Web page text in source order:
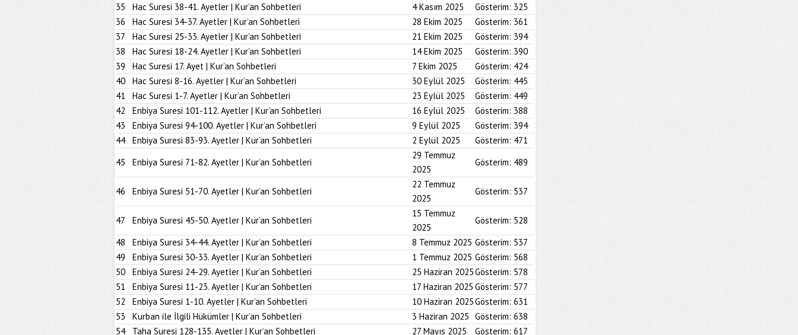
35
Hac Suresi 38-41. Ayetler | Kur’an Sohbetleri 4 Kasım 2025 Gösterim: 325
36
Hac Suresi 34-37. Ayetler | Kur’an Sohbetleri 28 Ekim 2025 Gösterim: 361
37
Hac Suresi 25-33. Ayetler | Kur’an Sohbetleri 21 Ekim 2025 Gösterim: 394
38
Hac Suresi 18-24. Ayetler | Kur’an Sohbetleri 14 Ekim 2025 Gösterim: 390
39
Hac Suresi 17. Ayet | Kur’an Sohbetleri 7 Ekim 2025 Gösterim: 424
40
Hac Suresi 8-16. Ayetler | Kur’an Sohbetleri 30 Eylül 2025 Gösterim: 445
41
Hac Suresi 1-7. Ayetler | Kur’an Sohbetleri 23 Eylül 2025 Gösterim: 449
42
Enbiya Suresi 101-112. Ayetler | Kur’an Sohbetleri 16 Eylül 2025 Gösterim: 388
43
Enbiya Suresi 94-100. Ayetler | Kur’an Sohbetleri 9 Eylül 2025 Gösterim: 394
44
Enbiya Suresi 83-93. Ayetler | Kur’an Sohbetleri 2 Eylül 2025 Gösterim: 471
45
Enbiya Suresi 71-82. Ayetler | Kur’an Sohbetleri
29 Temmuz
2025
Gösterim: 489
46 Enbiya Suresi 51-70. Ayetler | Kur’an Sohbetleri
22 Temmuz
2025
Gösterim: 537
47 Enbiya Suresi 45-50. Ayetler | Kur’an Sohbetleri
15 Temmuz
2025
Gösterim: 528
48
Enbiya Suresi 34-44. Ayetler | Kur’an Sohbetleri 8 Temmuz 2025 Gösterim: 537
49
Enbiya Suresi 30-33. Ayetler | Kur’an Sohbetleri 1 Temmuz 2025 Gösterim: 568
50
Enbiya Suresi 24-29. Ayetler | Kur’an Sohbetleri 25 Haziran 2025Gösterim: 578
51
Enbiya Suresi 11-23. Ayetler | Kur’an Sohbetleri 17 Haziran 2025 Gösterim: 577
52
Enbiya Suresi 1-10. Ayetler | Kur’an Sohbetleri 10 Haziran 2025Gösterim: 631
53
Kurban ile İlgili Hükümler | Kur’an Sohbetleri 3 Haziran 2025 Gösterim: 638
54
Taha Suresi 128-135. Ayetler | Kur’an Sohbetleri 27 Mayıs 2025 Gösterim: 617